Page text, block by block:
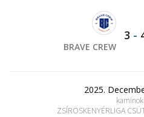
BRAVE CREW
3 -
2025.
ZSÍROSKENYÉRLIGA